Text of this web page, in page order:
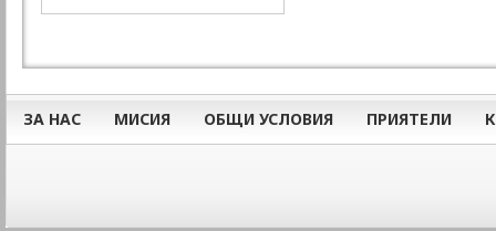
ЗА НАС МИСИЯ ОБЩИ УСЛОВИЯ ПРИЯТЕЛИ